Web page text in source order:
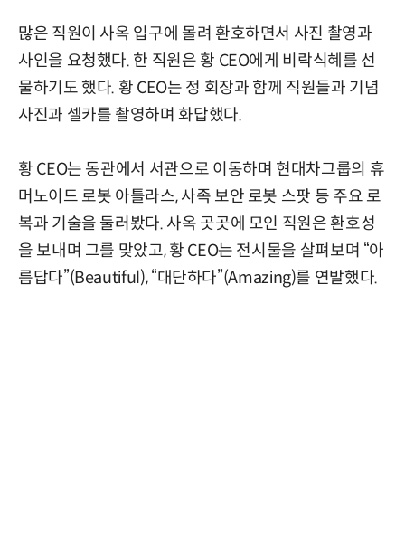
많은 직원이 사옥 입구에 몰려 환호하면서 사진 촬영과
사인을 요청했다. 한 직원은 황 CEO에게 비락식혜를 선
물하기도 했다. 황 CEO는 정 회장과 함께 직원들과 기념
사진과 셀카를 촬영하며 화답했다.
황 CEO는 동관에서 서관으로 이동하며 현대차그룹의 휴
머노이드 로봇 아틀라스, 사족 보안 로봇 스팟 등 주요 로
복과 기술을 둘러봤다. 사옥 곳곳에 모인 직원은 환호성
을 보내며 그를 맞았고, 황 CEO는 전시물을 살펴보며 “아
름답다”(Beautiful), “대단하다”(Amazing)를 연발했다.